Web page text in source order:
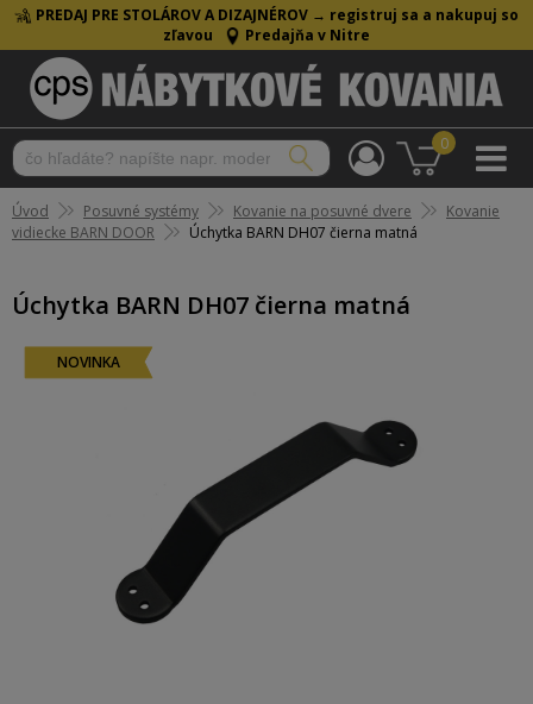
PREDAJ PRE STOLÁROV A DIZAJNÉROV → registruj sa a nakupuj so
zľavou
Predajňa v Nitre
0
Úvod Posuvné systémy Kovanie na posuvné dvere
Kovanie
vidiecke BARN DOOR
Úchytka BARN DH07 čierna matná
Úchytka BARN DH07 čierna matná
NOVINKA